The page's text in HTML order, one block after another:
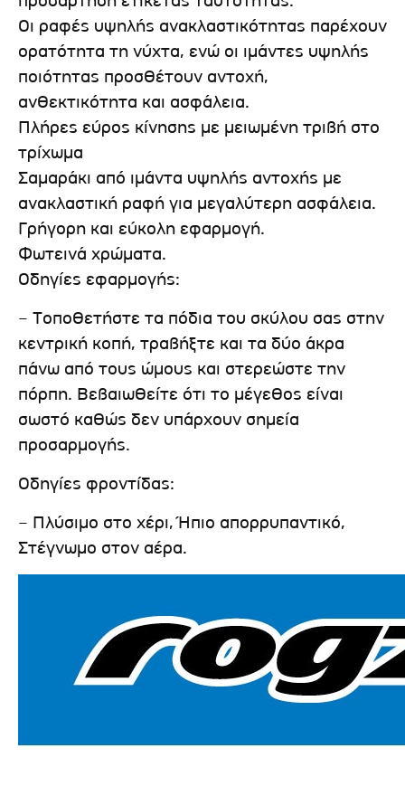
Οι ραφές υψηλής ανακλαστικότητας παρέχουν
ορατότητα τη νύχτα, ενώ οι ιμάντες υψηλής
ποιότητας προσθέτουν αντοχή,
ανθεκτικότητα και ασφάλεια.
Πλήρες εύρος κίνησης με μειωμένη τριβή στο
τρίχωμα
Σαμαράκι από ιμάντα υψηλής αντοχής με
ανακλαστική ραφή για μεγαλύτερη ασφάλεια.
Γρήγορη και εύκολη εφαρμογή.
Φωτεινά χρώματα.
Οδηγίες εφαρμογής:
– Τοποθετήστε τα πόδια του σκύλου σας στην
κεντρική κοπή, τραβήξτε και τα δύο άκρα
πάνω από τους ώμους και στερεώστε την
πόρπη. Βεβαιωθείτε ότι το μέγεθος είναι
σωστό καθώς δεν υπάρχουν σημεία
προσαρμογής.
Οδηγίες φροντίδας:
– Πλύσιμο στο χέρι, Ήπιο απορρυπαντικό,
Στέγνωμο στον αέρα.